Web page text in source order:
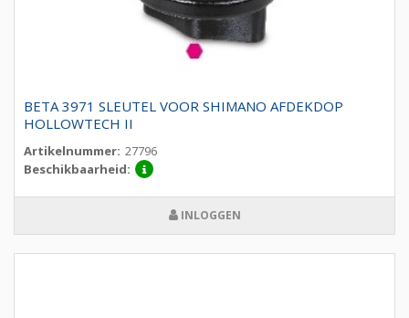
BETA 3971 SLEUTEL VOOR SHIMANO AFDEKDOP
HOLLOWTECH II
Artikelnummer: 27796
Beschikbaarheid:
INLOGGEN